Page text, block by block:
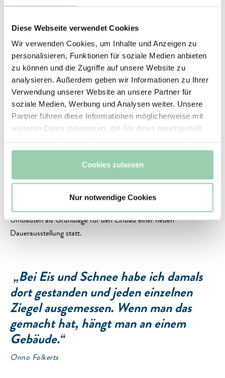
Diese Webseite verwendet Cookies
Wir verwenden Cookies, um Inhalte und Anzeigen zu
personalisieren, Funktionen für soziale Medien anbieten
zu können und die Zugriffe auf unsere Website zu
analysieren. Außerdem geben wir Informationen zu Ihrer
Verwendung unserer Website an unsere Partner für
soziale Medien, Werbung und Analysen weiter. Unsere
Partner führen diese Informationen möglicherweise mit
weiteren Daten zusammen, die Sie ihnen bereitgestellt
gesammelt haben.
Cookies zulassen
Nur notwendige Cookies
mit Kreuzgang sowie die Fürstenempore. Der Ostflügel besitzt
kein Obergeschoss mehr, im Westteil fehlen die Gewölbe in
beiden Geschossen. Der Südflügel fehlt bis auf Mauerreste,
während das Abthaus erhalten geblieben ist.
Seit 1992 wird der Gebäudekomplex durch A&P in
verschiedenen Bauabschnitten saniert. So wird die Klosteranlage
heute erfolgreich für Musikveranstaltungen und Besichtigungen
genutzt. Nebengebäude wurden zu Eingangs-, Sanitär- und
Der 2018 fertiggestellte Bauabschnitt umfasste das Cellarium im
Westflügel und das ehemalige Brauhaus. Auf einer Fläche von ca.
Umbauten als Grundlage für den Einbau einer neuen
Dauerausstellung statt.
„Bei Eis und Schnee habe ich damals
dort gestanden und jeden einzelnen
Ziegel ausgemessen. Wenn man das
gemacht hat, hängt man an einem
Gebäude.“
Onno Folkerts